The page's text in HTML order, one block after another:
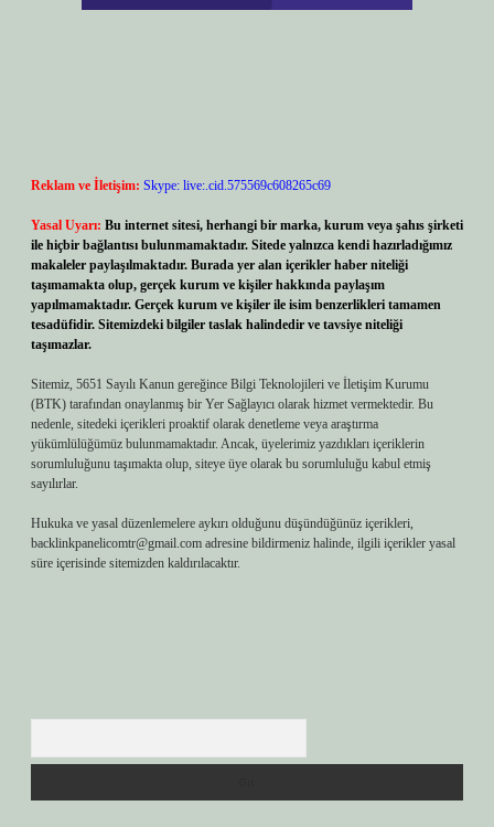
Reklam ve İletişim: Skype: live:.cid.575569c608265c69
Yasal Uyarı: Bu internet sitesi, herhangi bir marka, kurum veya şahıs şirketi
ile hiçbir bağlantısı bulunmamaktadır. Sitede yalnızca kendi hazırladığımız
makaleler paylaşılmaktadır. Burada yer alan içerikler haber niteliği
taşımamakta olup, gerçek kurum ve kişiler hakkında paylaşım
yapılmamaktadır. Gerçek kurum ve kişiler ile isim benzerlikleri tamamen
tesadüfidir. Sitemizdeki bilgiler taslak halindedir ve tavsiye niteliği
taşımazlar.
Sitemiz, 5651 Sayılı Kanun gereğince Bilgi Teknolojileri ve İletişim Kurumu
(BTK) tarafından onaylanmış bir Yer Sağlayıcı olarak hizmet vermektedir. Bu
nedenle, sitedeki içerikleri proaktif olarak denetleme veya araştırma
yükümlülüğümüz bulunmamaktadır. Ancak, üyelerimiz yazdıkları içeriklerin
sorumluluğunu taşımakta olup, siteye üye olarak bu sorumluluğu kabul etmiş
sayılırlar.
Hukuka ve yasal düzenlemelere aykırı olduğunu düşündüğünüz içerikleri,
backlinkpanelicomtr@gmail.com adresine bildirmeniz halinde, ilgili içerikler yasal
süre içerisinde sitemizden kaldırılacaktır.